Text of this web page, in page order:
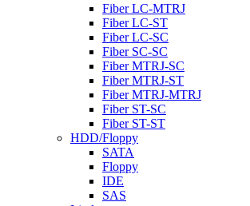
Fiber LC-MTRJ
Fiber LC-ST
Fiber LC-SC
Fiber SC-SC
Fiber MTRJ-SC
Fiber MTRJ-ST
Fiber MTRJ-MTRJ
Fiber ST-SC
Fiber ST-ST
HDD/Floppy
SATA
Floppy
IDE
SAS